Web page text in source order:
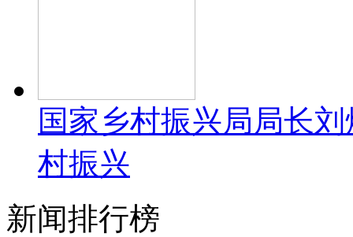
国家乡村振兴局局长
村振兴
新闻排行榜